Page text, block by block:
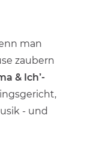
man
zaubern
& Ich’-
- und